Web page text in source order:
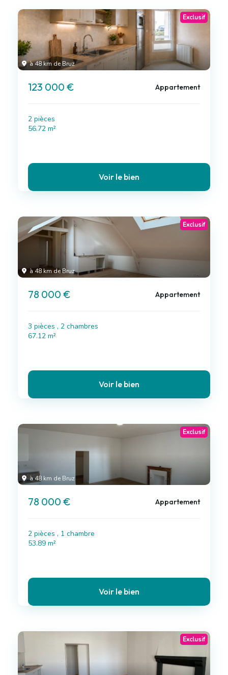
à 48 km de Bruz
Exclusif
123 000 € Appartement
2 pièces
56.72 m²
Voir le bien
à 48 km de Bruz
Exclusif
78 000 € Appartement
3 pièces , 2 chambres
67.12 m²
Voir le bien
à 48 km de Bruz
Exclusif
78 000 € Appartement
2 pièces , 1 chambre
53.89 m²
Voir le bien
Exclusif